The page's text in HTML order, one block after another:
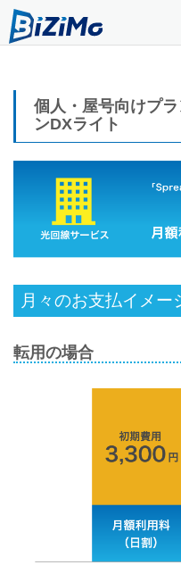
個人・屋号向けプ
ンDXライト
月々のお支払イメー
転用の場合